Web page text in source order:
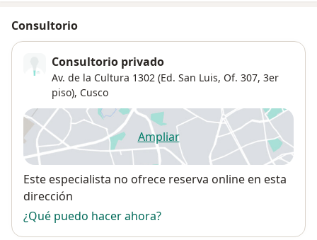
Consultorio
Consultorio privado
Av. de la Cultura 1302 (Ed. San Luis, Of. 307, 3er
piso), Cusco
Ampliarse abre en una nueva
Disponibilidad
Este especialista no ofrece reserva online en esta
dirección
¿Qué puedo hacer ahora?